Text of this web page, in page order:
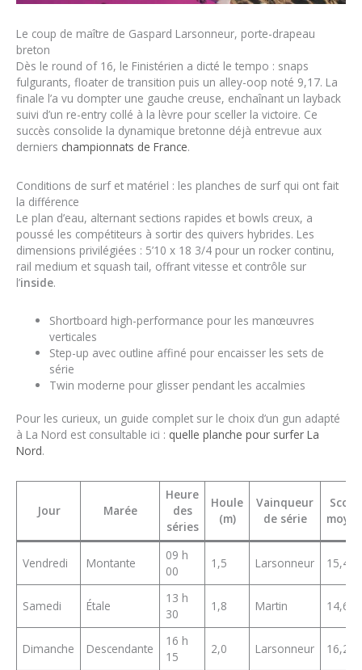
Le coup de maître de Gaspard Larsonneur, porte-drapeau
breton
Dès le round of 16, le Finistérien a dicté le tempo : snaps
fulgurants, floater de transition puis un alley-oop noté 9,17. La
finale l’a vu dompter une gauche creuse, enchaînant un layback
suivi d’un re-entry collé à la lèvre pour sceller la victoire. Ce
succès consolide la dynamique bretonne déjà entrevue aux
derniers championnats de France.
Conditions de surf et matériel : les planches de surf qui ont fait
la différence
Le plan d’eau, alternant sections rapides et bowls creux, a
poussé les compétiteurs à sortir des quivers hybrides. Les
dimensions privilégiées : 5’10 x 18 3/4 pour un rocker continu,
rail medium et squash tail, offrant vitesse et contrôle sur
l’inside.
Shortboard high-performance pour les manœuvres
verticales
Step-up avec outline affiné pour encaisser les sets de
série
Twin moderne pour glisser pendant les accalmies
Pour les curieux, un guide complet sur le choix d’un gun adapté
à La Nord est consultable ici : quelle planche pour surfer La
Nord.
Jour Marée
Heure
des
séries
Houle
(m)
Vainqueur
de série
Score
moyen
Vendredi Montante
09 h
00
1,5 Larsonneur 15,40
Samedi Étale
13 h
30
1,8 Martin 14,67
Dimanche Descendante
16 h
15
2,0 Larsonneur
16,25